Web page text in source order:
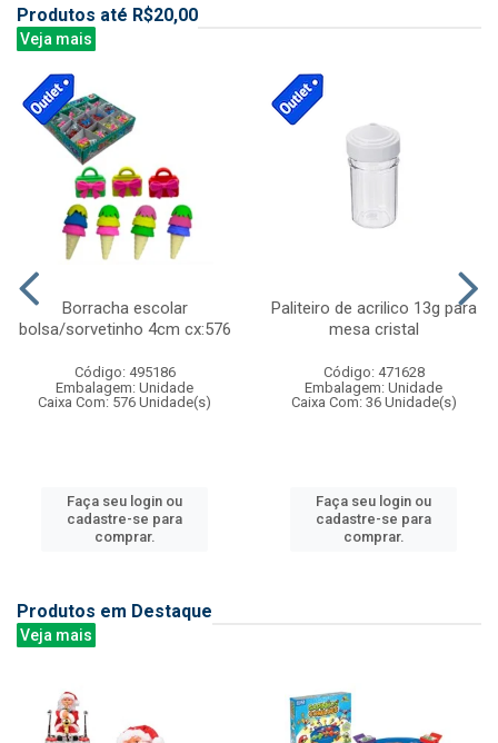
Produtos até R$20,00
Veja mais
Borracha escolar
bolsa/sorvetinho 4cm cx:576
Código: 495186
Embalagem: Unidade
Caixa Com: 576 Unidade(s)
Faça seu login ou
cadastre-se para
comprar.
Paliteiro de acrilico 13g para
mesa cristal
Código: 471628
Embalagem: Unidade
Caixa Com: 36 Unidade(s)
Faça seu login ou
cadastre-se para
comprar.
Produtos em Destaque
Veja mais